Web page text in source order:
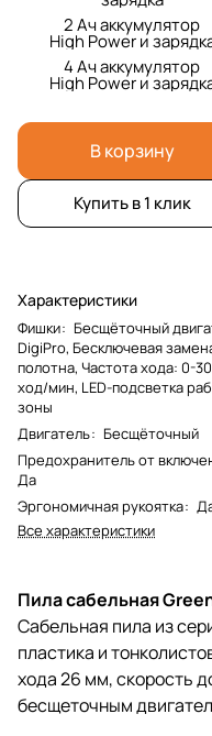
2 Ач аккумулятор
High Power и
4 Ач аккумулятор
High Power и
В корзину
Купить в 1 клик
Характеристики
Фишки: Бесщёточный
DigiPro, Бесключевая
полотна, Частота хода: 0-
ход/мин, LED-подсветка
зоны
Двигатель: Бесщёточный
Предохранитель от
Да
Эргономичная рукоятка:
Все характеристики
Пила сабельная
Сабельная пила из
пластика и
хода 26 мм, скорость
бесщеточным